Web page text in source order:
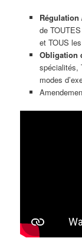
de
et TOUS
Obligation
spécialités,
modes